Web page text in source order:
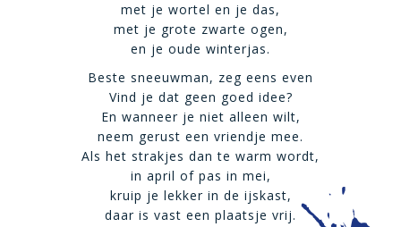
met je wortel en je das,
met je grote zwarte ogen,
en je oude winterjas.
Beste sneeuwman, zeg eens even
Vind je dat geen goed idee?
En wanneer je niet alleen wilt,
neem gerust een vriendje mee.
Als het strakjes dan te warm wordt,
in april of pas in mei,
kruip je lekker in de ijskast,
daar is vast een plaatsje vrij.